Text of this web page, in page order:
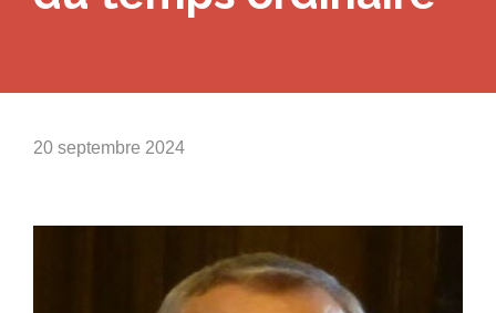
20 septembre 2024